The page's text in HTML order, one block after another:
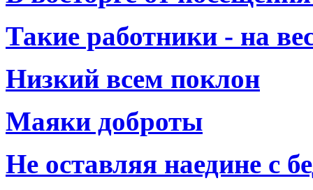
Такие работники - на
Низкий всем поклон
Маяки доброты
Не оставляя наедине с